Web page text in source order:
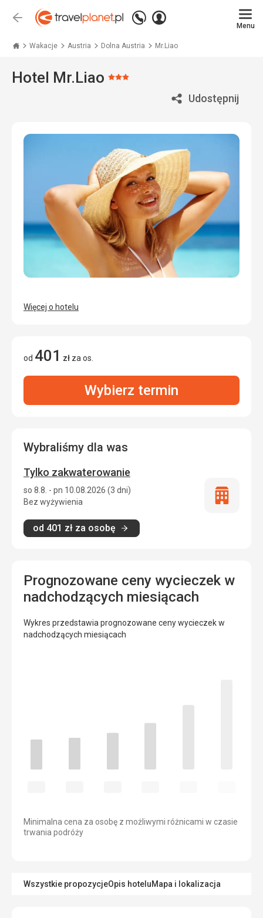
Wstecz
Zadzwoń
+48
771
Zaloguj
Menu
Wakacje Austria Dolna Austria Mr.Liao
Hotel Mr.Liao Ocena:
Udostępnij
Więcej o hotelu
od 401 zł za os.
Wybierz termin
Wybraliśmy dla was
Tylko zakwaterowanie
so 8.8. - pn 10.08.2026 (3 dni)
Bez wyżywienia
od 401 zł za osobę
Tylko
Prognozowane ceny wycieczek w
nadchodzących miesiącach
Wykres przedstawia prognozowane ceny wycieczek w
nadchodzących miesiącach
Minimalna cena za osobę z możliwymi różnicami w czasie
trwania podróży
Wszystkie propozycjeOpis hoteluMapa i lokalizacja